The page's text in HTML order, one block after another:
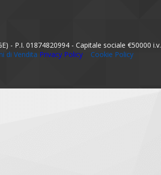
- P.I. 01874820994 - Capitale sociale €50000 i.v.
di Vendita Privacy Policy Cookie Policy